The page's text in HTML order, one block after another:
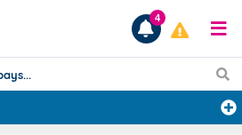
Prévisions
4